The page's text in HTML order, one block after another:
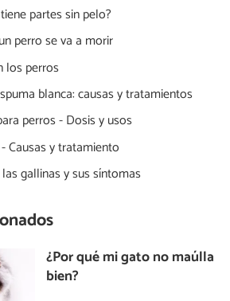
partes sin pelo?
perro se va a morir
los perros
blanca: causas y tratamientos
perros - Dosis y usos
Causas y tratamiento
gallinas y sus síntomas
¿Por qué mi gato no maúlla
bien?